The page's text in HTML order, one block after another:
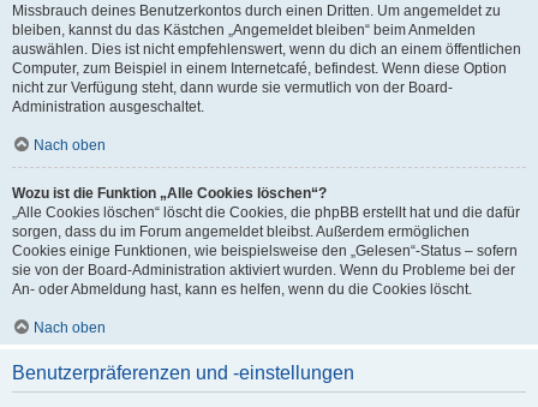
Missbrauch deines Benutzerkontos durch einen Dritten. Um angemeldet zu
bleiben, kannst du das Kästchen „Angemeldet bleiben“ beim Anmelden
auswählen. Dies ist nicht empfehlenswert, wenn du dich an einem öffentlichen
Computer, zum Beispiel in einem Internetcafé, befindest. Wenn diese Option
nicht zur Verfügung steht, dann wurde sie vermutlich von der Board-
Administration ausgeschaltet.
Nach oben
Wozu ist die Funktion „Alle Cookies löschen“?
„Alle Cookies löschen“ löscht die Cookies, die phpBB erstellt hat und die dafür
sorgen, dass du im Forum angemeldet bleibst. Außerdem ermöglichen
Cookies einige Funktionen, wie beispielsweise den „Gelesen“-Status – sofern
sie von der Board-Administration aktiviert wurden. Wenn du Probleme bei der
An- oder Abmeldung hast, kann es helfen, wenn du die Cookies löscht.
Nach oben
Benutzerpräferenzen und -einstellungen